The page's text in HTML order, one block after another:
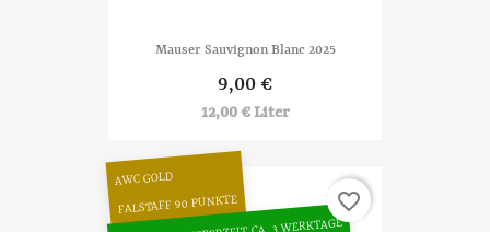
Mauser Sauvignon Blanc 2025
9,00 €
12,00 € Liter
AWC GOLD
FALSTAFF 90 PUNKTE favorite_border